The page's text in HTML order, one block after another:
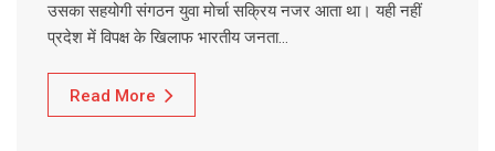
उसका सहयोगी संगठन युवा मोर्चा सक्रिय नजर आता था। यही नहीं
प्रदेश में विपक्ष के खिलाफ भारतीय जनता…
Read More